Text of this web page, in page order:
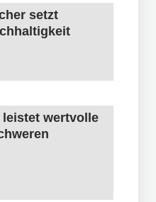
setzt
wertvolle